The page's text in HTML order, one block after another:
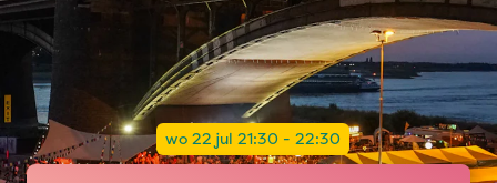
wo 22 jul 21:30 - 22:30